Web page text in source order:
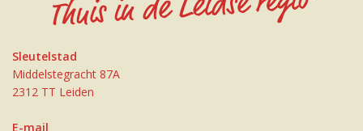
Sleutelstad
Middelstegracht 87A
2312 TT Leiden
E-mail